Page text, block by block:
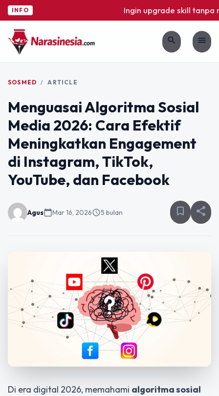
INFO Ingin upgrade skill tanpa
search menu
SOSMED / ARTICLE
Menguasai Algoritma Sosial
Media 2026: Cara Efektif
Meningkatkan Engagement
di Instagram, TikTok,
YouTube, dan Facebook
Aguscalendar_todayMar 16, 2026schedule5 bulan bookmark_border share
Di era digital 2026, memahami algoritma sosial